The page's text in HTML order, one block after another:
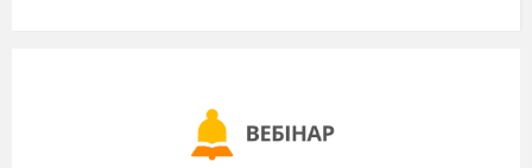
видатків.
Інструменти грошового
регулювання: емісія